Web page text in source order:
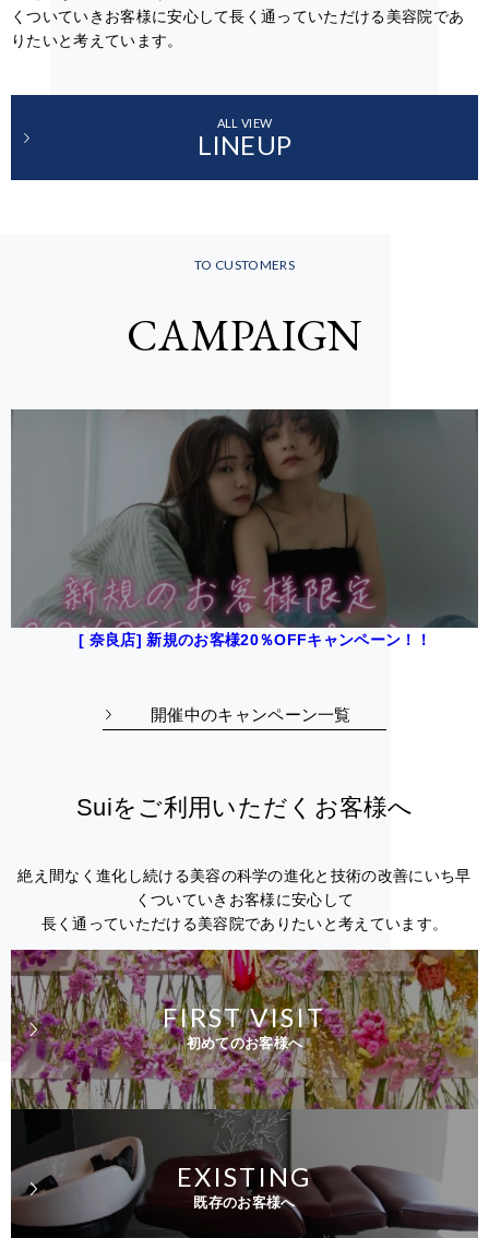
くついていきお客様に安心して長く通っていただける美容院であ
りたいと考えています。
ALL VIEW
LINEUP
TO CUSTOMERS
CAMPAIGN
[ 奈良店] 新規のお客様20％OFFキャンペーン！！
開催中のキャンペーン一覧
Suiをご利用いただくお客様へ
絶え間なく進化し続ける美容の科学の進化と技術の改善にいち早
くついていきお客様に安心して
長く通っていただける美容院でありたいと考えています。
初めてのお客様へ
FIRST VISIT
既存のお客様へ
EXISTING